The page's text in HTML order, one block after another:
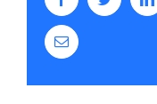
Email